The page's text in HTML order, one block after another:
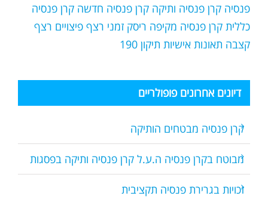
פנסיה קרן פנסיה ותיקה קרן פנסיה חדשה קרן פנסיה
כללית קרן פנסיה מקיפה ריסק זמני רצף פיצויים רצף
קצבה תאונות אישיות תיקון 190
דיונים אחרונים פופולריים
קרן פנסיה מבטחים הותיקה
מבוטח בקרן פנסיה ה.ע.ל קרן פנסיה ותיקה בפסגות
זכויות בגרירת פנסיה תקציבית